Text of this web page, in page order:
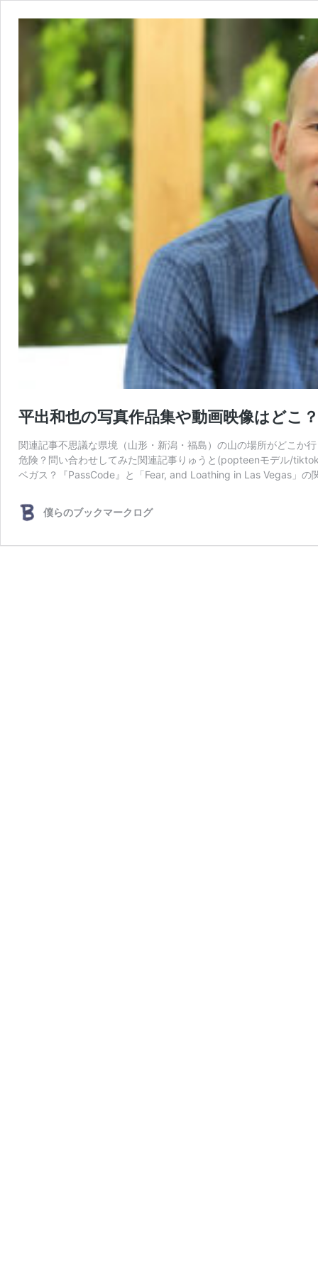
平出和也の写真作品集や動画映像はどこ
関連記事不思議な県境（山形・新潟・福島）の山の場所がどこか
危険？問い合わせしてみた関連記事りゅうと(popteenモデル/
ベガス？『PassCode』と「Fear, and Loathing in Las Vegas」
僕らのブックマークログ